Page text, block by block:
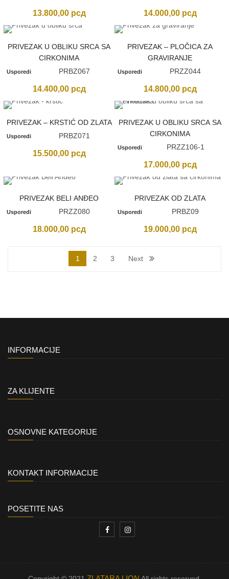
13.800,00 рсд 14.000,00 рсд
PRIVEZAK U OBLIKU SRCA SA
CIRKONIMA
Usporedi PRBZ067
14.400,00 рсд
PRIVEZAK – PLOČICA ZA
GRAVIRANJE
Usporedi PRZZ044
14.800,00 рсд
PRIVEZAK – KRSTIĆ OD ZLATA
Usporedi PRBZ071
15.500,00 рсд
PRIVEZAK U OBLIKU SRCA SA
CIRKONIMA
Usporedi PRZZ106-1
17.000,00 рсд
PRIVEZAK BELI ANĐEO
Usporedi PRZZ080
18.000,00 рсд
PRIVEZAK OD ZLATA
Usporedi PRBZ09
19.000,00 рсд
1 2 3 Next
INFORMACIJE
ZA KLIJENTE
OSNOVNE KATEGORIJE
KONTAKT INFORMACIJE
POSETITE NAS